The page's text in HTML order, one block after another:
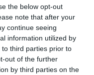
the below opt-out
note that after your
continue seeing
information utilized by
third parties prior to
out of the further
by third parties on the
την Τέχνη και τον